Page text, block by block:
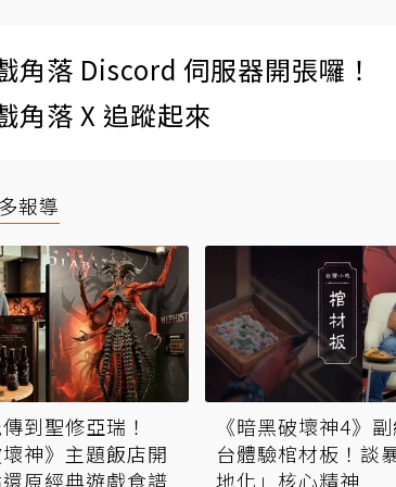
角落 Discord 伺服器開張囉！
角落 X 追蹤起來
報導
到聖修亞瑞！
壞神》主題飯店開
原經典遊戲食譜
《暗黑破壞神4》
台體驗棺材板！談
地化」核心精神